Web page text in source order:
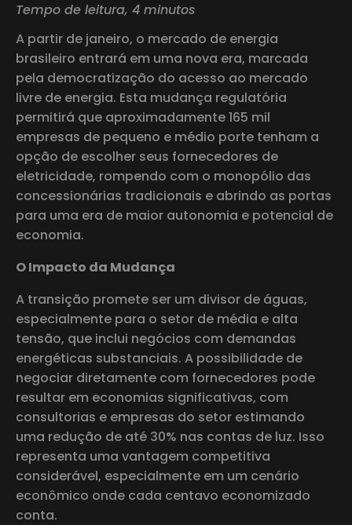
Tempo de leitura, 4 minutos
A partir de janeiro, o mercado de energia
brasileiro entrará em uma nova era, marcada
pela democratização do acesso ao mercado
livre de energia. Esta mudança regulatória
permitirá que aproximadamente 165 mil
empresas de pequeno e médio porte tenham a
opção de escolher seus fornecedores de
eletricidade, rompendo com o monopólio das
concessionárias tradicionais e abrindo as portas
para uma era de maior autonomia e potencial de
economia.
O Impacto da Mudança
A transição promete ser um divisor de águas,
especialmente para o setor de média e alta
tensão, que inclui negócios com demandas
energéticas substanciais. A possibilidade de
negociar diretamente com fornecedores pode
resultar em economias significativas, com
consultorias e empresas do setor estimando
uma redução de até 30% nas contas de luz. Isso
representa uma vantagem competitiva
considerável, especialmente em um cenário
econômico onde cada centavo economizado
conta.